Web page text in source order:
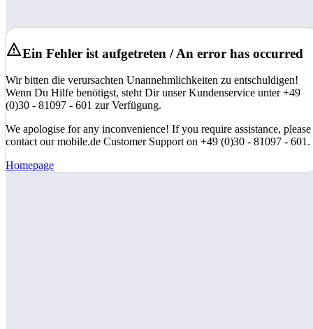
Ein Fehler ist aufgetreten / An error has occurred
Wir bitten die verursachten Unannehmlichkeiten zu entschuldigen!
Wenn Du Hilfe benötigst, steht Dir unser Kundenservice unter +49
(0)30 - 81097 - 601 zur Verfügung.
We apologise for any inconvenience! If you require assistance, please
contact our mobile.de Customer Support on +49 (0)30 - 81097 - 601.
Homepage